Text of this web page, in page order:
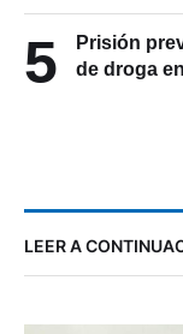
5
Prisión
de droga
LEER A